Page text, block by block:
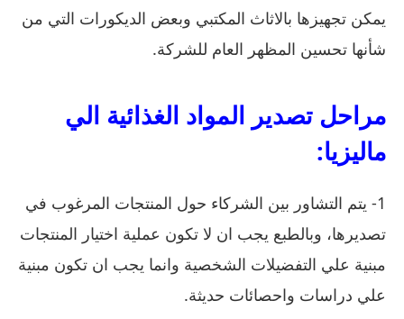
يمكن تجهيزها بالاثاث المكتبي وبعض الديكورات التي من
شأنها تحسين المظهر العام للشركة.
مراحل تصدير المواد الغذائية الي
ماليزيا:
1- يتم التشاور بين الشركاء حول المنتجات المرغوب في
تصديرها، وبالطبع يجب ان لا تكون عملية اختيار المنتجات
مبنية علي التفضيلات الشخصية وانما يجب ان تكون مبنية
علي دراسات واحصائات حديثة.